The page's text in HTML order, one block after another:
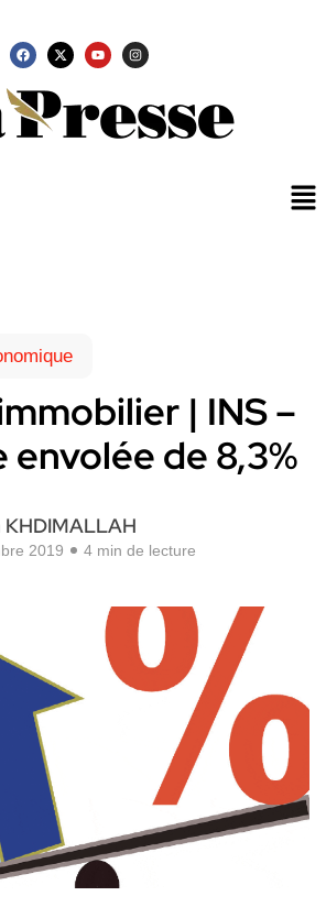
| INS –
envolée de 8,3%
KHDIMALLAH
2019 4 min de lecture